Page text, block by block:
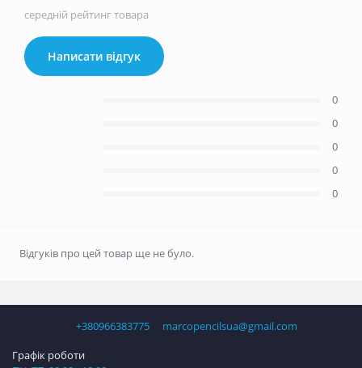
середній рейтинг товара
Написати відгук
0
0
0
0
0
Відгуків про цей товар ще не було.
+380966383775
marcopencilsua@gmail.com
Графік роботи